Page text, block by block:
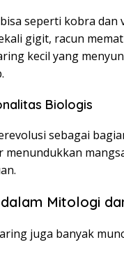
seperti kobra
gigit, racun
kecil yang
Biologis
sebagai
menundukkan
Mitologi
juga banyak